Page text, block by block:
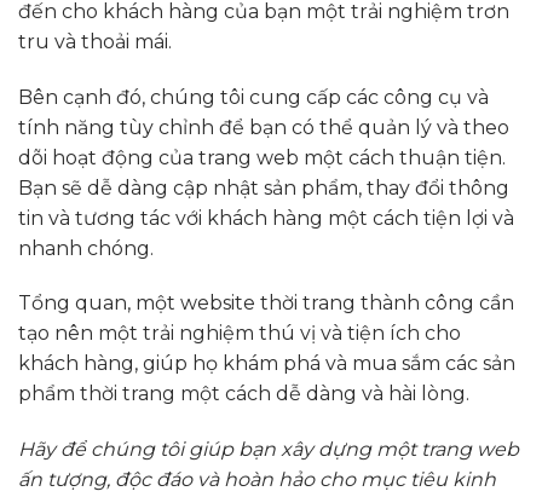
đến cho khách hàng của bạn một trải nghiệm trơn
tru và thoải mái.
Bên cạnh đó, chúng tôi cung cấp các công cụ và
tính năng tùy chỉnh để bạn có thể quản lý và theo
dõi hoạt động của trang web một cách thuận tiện.
Bạn sẽ dễ dàng cập nhật sản phẩm, thay đổi thông
tin và tương tác với khách hàng một cách tiện lợi và
nhanh chóng.
Tổng quan, một website thời trang thành công cần
tạo nên một trải nghiệm thú vị và tiện ích cho
khách hàng, giúp họ khám phá và mua sắm các sản
phẩm thời trang một cách dễ dàng và hài lòng.
Hãy để chúng tôi giúp bạn xây dựng một trang web
ấn tượng, độc đáo và hoàn hảo cho mục tiêu kinh